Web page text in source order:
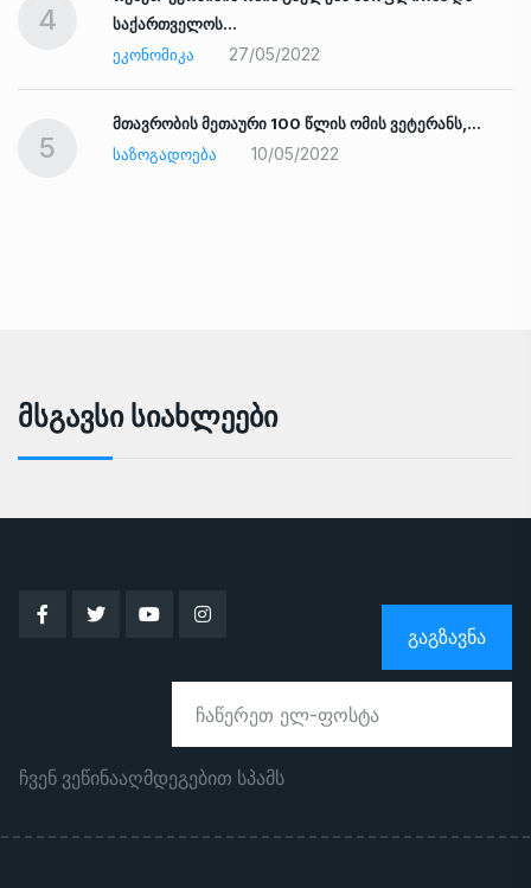
4
საქართველოს…
ᲔᲙᲝᲜᲝᲛᲘᲙᲐ
27/05/2022
5
მთავრობის მეთაური 100 წლის ომის ვეტერანს,…
ᲡᲐᲖᲝᲒᲐᲓᲝᲔᲑᲐ
10/05/2022
Მსგავსი Სიახლეები
ᲒᲐᲒᲖᲐᲕᲜᲐ
ჩვენ ვეწინააღმდეგებით სპამს